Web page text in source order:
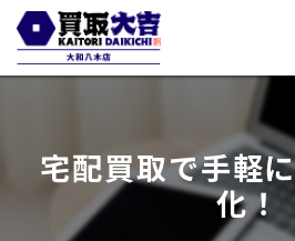
宅配買取で手軽
化！